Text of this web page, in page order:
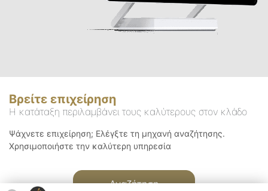
Βρείτε επιχείρηση
Η κατάταξη περιλαμβάνει τους καλύτερους στον κλάδο
Ψάχνετε επιχείρηση; Ελέγξτε τη μηχανή αναζήτησης.
Χρησιμοποιήστε την καλύτερη υπηρεσία
Αναζήτηση